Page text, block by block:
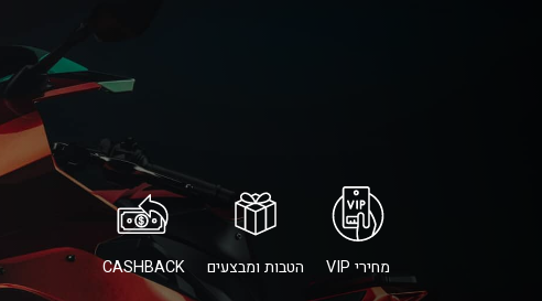
מחירי VIP הטבות ומבצעים CASHBACK